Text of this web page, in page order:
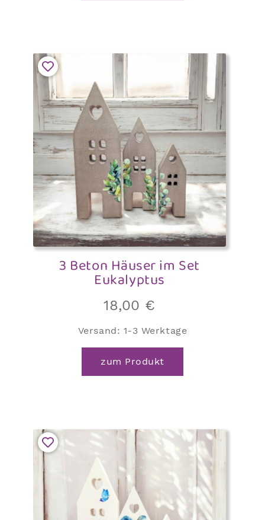
3 Beton Häuser im Set
Eukalyptus
18,00 €
Versand: 1-3 Werktage
zum Produkt